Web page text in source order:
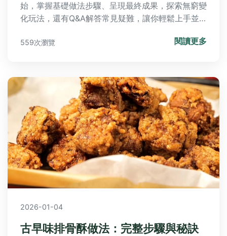
始，掌握基礎做法步驟、呈現最終成果，探索無窮變
化玩法，還有Q&A解答常見疑難，讓你輕鬆上手並
559次瀏覽 閱讀更多
2026-01-04
古早味排骨酥做法：完整步驟與秘訣